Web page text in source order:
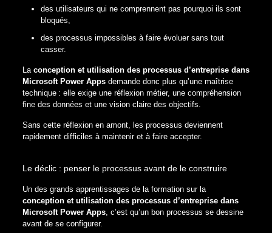
des utilisateurs qui ne comprennent pas pourquoi ils sont
bloqués,
des processus impossibles à faire évoluer sans tout
casser.
La conception et utilisation des processus d’entreprise dans
Microsoft Power Appsdemande donc plus qu’une maîtrise
technique : elle exige une réflexion métier, une compréhension
fine des données et une vision claire des objectifs.
Sans cette réflexion en amont, les processus deviennent
rapidement difficiles à maintenir et à faire accepter.
Le déclic : penser le processus avant de le construire
Un des grands apprentissages de la formation sur la
conception et utilisation des processus d’entreprise dans
Microsoft Power Apps, c’est qu’un bon processus se dessine
avant de se configurer.